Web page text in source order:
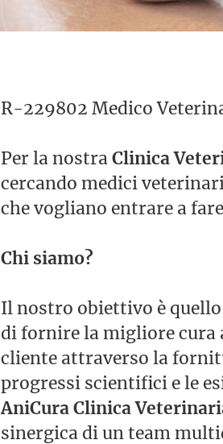
R-229802 Medico
Per la nostraClinica
cercando medici
che vogliano entrare a
Chi siamo?
Il nostro obiettivo è
di fornire la migliore cura
cliente attraverso la
progressi scientifici e le
AniCura Clinica
sinergica di un team